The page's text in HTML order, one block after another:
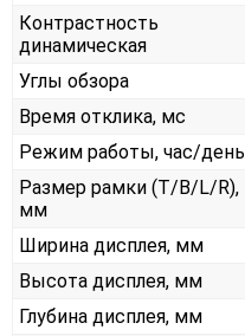
Контрастность
динамическая
Углы обзора
Время отклика, мс
Режим работы, час/день
Размер рамки (T/B/L/R),
мм
Ширина дисплея, мм
Высота дисплея, мм
Глубина дисплея, мм